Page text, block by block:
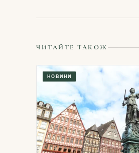
ЧИТАЙТЕ ТАКОЖ
НОВИНИ